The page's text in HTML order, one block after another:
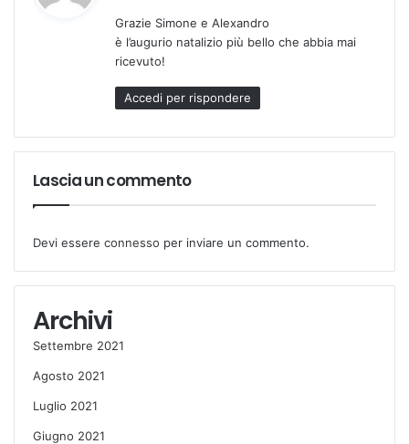
e
t
o
:
Grazie Simone e Alexandro
è l’augurio natalizio più bello che abbia mai
ricevuto!
Accedi per rispondere
Lascia un commento
Devi essere connesso per inviare un commento.
Archivi
Settembre 2021
Agosto 2021
Luglio 2021
Giugno 2021